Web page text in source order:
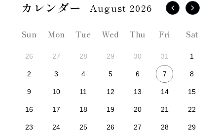
August 2026
Sun Mon Tue Wed Thu Fri Sat
26 27 28 29 30 31 1
2 3 4 5 6 7 8
9 10 11 12 13 14 15
16 17 18 19 20 21 22
23 24 25 26 27 28 29